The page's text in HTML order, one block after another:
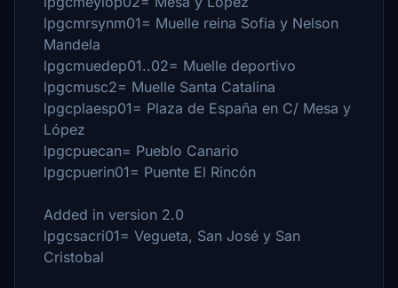
lpgcmrsynm01= Muelle reina Sofia y Nelson
Mandela
lpgcmuedep01..02= Muelle deportivo
lpgcmusc2= Muelle Santa Catalina
lpgcplaesp01= Plaza de España en C/ Mesa y
López
lpgcpuecan= Pueblo Canario
lpgcpuerin01= Puente El Rincón
Added in version 2.0
lpgcsacri01= Vegueta, San José y San
Cristobal